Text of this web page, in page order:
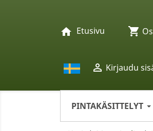
home Etusivu
 Kirjaudu
shopping_cart
PINTAKÄSITTELYT